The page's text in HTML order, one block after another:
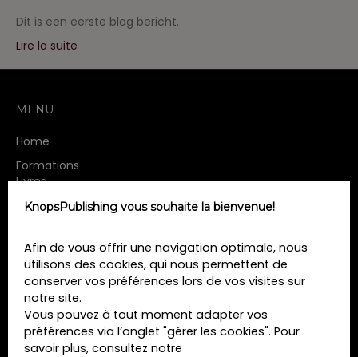
Dit is een eerste blog bericht.
Lire la suite
MENU
Home
Formations
Livres
Termes et conditions
Déclaration de confidentialité
Déclaration en matière de cookies
CONTACT
KnopsPublishing vous souhaite la bienvenue!
Afin de vous offrir une navigation optimale, nous
utilisons des cookies, qui nous permettent de
conserver vos préférences lors de vos visites sur
notre site.
Vous pouvez à tout moment adapter vos
préférences via l’onglet "gérer les cookies". Pour
savoir plus, consultez notre